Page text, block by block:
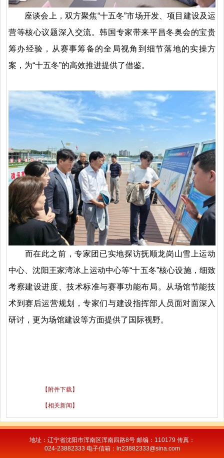
座谈会上，双方聚焦“十五冬”市场开发、项目建设及运
营等核心议题深入交流。韩国专家带来平昌冬奥会的宝贵
筹办经验，从赛事筹备的全局视角到细节落地的实操方
案，为“十五冬”的高效推进提供了借鉴。
而在此之前，专家团已实地探访抚顺龙岗山雪上运动
中心、沈阳王家湾冰上运动中心等“十五冬”核心设施，细致
考察建设进度、技术标准与赛事功能布局。从场馆节能技
术到赛后运营规划，专家们与建设指挥部人员面对面深入
研讨，更为场馆建设等方面提供了国际视野。
【附件下载】
【相关新闻】
地址：辽宁省沈阳市浑南区浑南四路8号 邮编：110179 传真：
024-23882333 电子信箱：ln23882333@sina.com